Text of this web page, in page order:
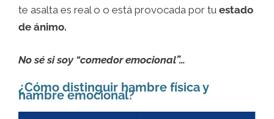
te asalta es real o o está provocada por tu estado
de ánimo.
No sé si soy “comedor emocional”…
¿Cómo distinguir hambre física y
hambre emocional?